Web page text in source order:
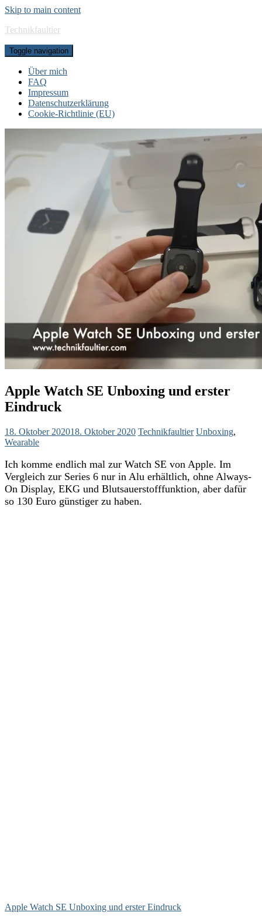
Skip to main content
Technikfaultier
Toggle navigation
Über mich
FAQ
Impressum
Datenschutzerklärung
Cookie-Richtlinie (EU)
Apple Watch SE Unboxing und erster
Eindruck
18. Oktober 202018. Oktober 2020 Technikfaultier Unboxing,
Wearable
Ich komme endlich mal zur Watch SE von Apple. Im
Vergleich zur Series 6 nur in Alu erhältlich, ohne Always-
On Display, EKG und Blutsauerstofffunktion, aber dafür
so 130 Euro günstiger zu haben.
Apple Watch SE Unboxing und erster Eindruck